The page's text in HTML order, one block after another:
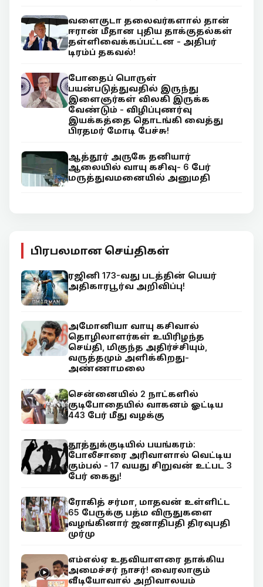
வளைகுடா தலைவர்களால் தான்
ஈரான் மீதான புதிய தாக்குதல்கள்
தள்ளிவைக்கப்பட்டன - அதிபர்
டிரம்ப் தகவல்!
போதைப் பொருள்
பயன்படுத்துவதில் இருந்து
இளைஞர்கள் விலகி இருக்க
வேண்டும் - விழிப்புணர்வு
இயக்கத்தை தொடங்கி வைத்து
பிரதமர் மோடி பேச்சு!
ஆத்தூர் அருகே தனியார்
ஆலையில் வாயு கசிவு- 6 பேர்
மருத்துவமனையில் அனுமதி
பிரபலமான செய்திகள்
ரஜினி 173-வது படத்தின் பெயர்
அதிகாரபூர்வ அறிவிப்பு!
அமோனியா வாயு கசிவால்
தொழிலாளர்கள் உயிரிழந்த
செய்தி, மிகுந்த அதிர்ச்சியும்,
வருத்தமும் அளிக்கிறது-
அண்ணாமலை
சென்னையில் 2 நாட்களில்
குடிபோதையில் வாகனம் ஓட்டிய
443 பேர் மீது வழக்கு
தூத்துக்குடியில் பயங்கரம்:
போலீசாரை அரிவாளால் வெட்டிய
கும்பல் - 17 வயது சிறுவன் உட்பட 3
பேர் கைது!
ரோகித் சர்மா, மாதவன் உள்ளிட்ட
65 பேருக்கு பத்ம விருதுகளை
வழங்கினார் ஜனாதிபதி திரவுபதி
முர்மு
எம்எல்ஏ உதவியாளரை தாக்கிய
அமைச்சர் நாசர்! வைரலாகும்
வீடியோவால் அறிவாலயம்